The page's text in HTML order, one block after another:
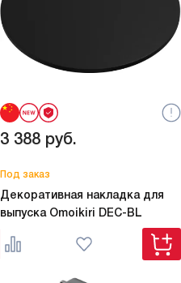
3 388 руб.
Под заказ
Декоративная накладка для
выпуска Omoikiri DEC-BL